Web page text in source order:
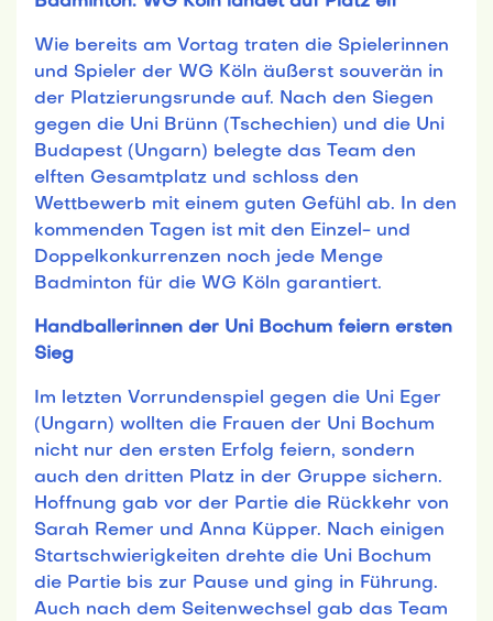
Wie bereits am Vortag traten die Spielerinnen
und Spieler der WG Köln äußerst souverän in
der Platzierungsrunde auf. Nach den Siegen
gegen die Uni Brünn (Tschechien) und die Uni
Budapest (Ungarn) belegte das Team den
elften Gesamtplatz und schloss den
Wettbewerb mit einem guten Gefühl ab. In den
kommenden Tagen ist mit den Einzel- und
Doppelkonkurrenzen noch jede Menge
Badminton für die WG Köln garantiert.
Handballerinnen der Uni Bochum feiern ersten
Sieg
Im letzten Vorrundenspiel gegen die Uni Eger
(Ungarn) wollten die Frauen der Uni Bochum
nicht nur den ersten Erfolg feiern, sondern
auch den dritten Platz in der Gruppe sichern.
Hoffnung gab vor der Partie die Rückkehr von
Sarah Remer und Anna Küpper. Nach einigen
Startschwierigkeiten drehte die Uni Bochum
die Partie bis zur Pause und ging in Führung.
Auch nach dem Seitenwechsel gab das Team